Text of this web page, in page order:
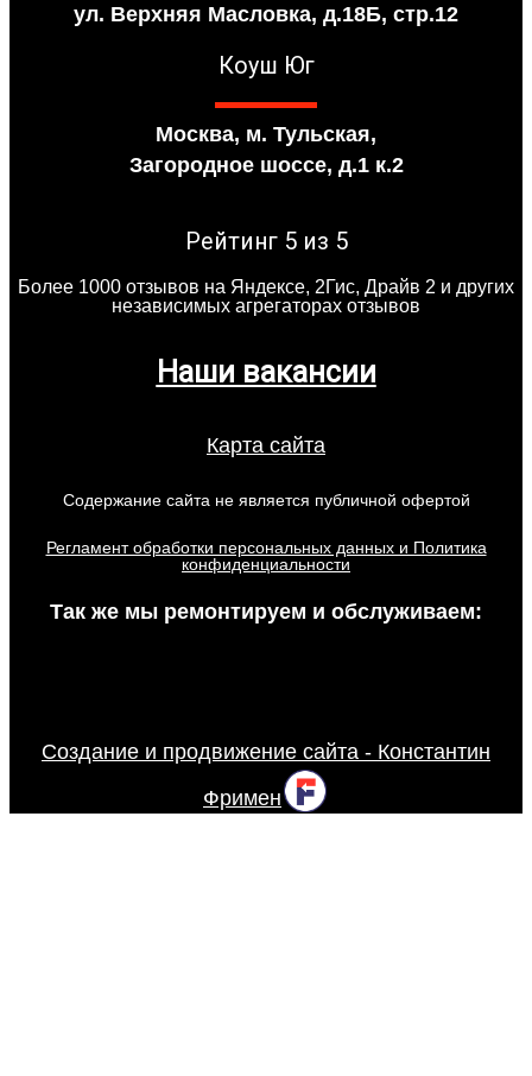
ул. Верхняя Масловка, д.18Б, стр.12
Коуш Юг
Москва, м. Тульская,
Загородное шоссе, д.1 к.2
Рейтинг 5 из 5
Более 1000 отзывов на Яндексе, 2Гис, Драйв 2 и других
независимых агрегаторах отзывов
Наши вакансии
Карта сайта
Содержание сайта не является публичной офертой
Регламент обработки персональных данных и Политика
конфиденциальности
Так же мы ремонтируем и обслуживаем:
Создание и продвижение сайта - Константин
Фримен